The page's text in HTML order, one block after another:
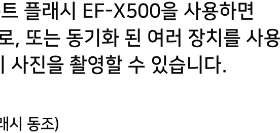
플래시 EF-X500을 사용하면
, 또는 동기화 된 여러 장치를 사
사진을 촬영할 수 있습니다.
시 동조)